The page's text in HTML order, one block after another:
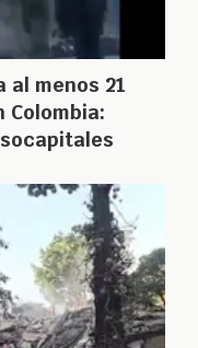
al menos 21
Colombia: